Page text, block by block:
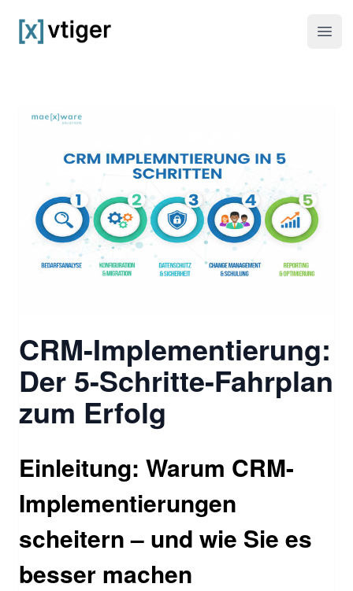
vtiger CRM
CRM-Implementierung:
Der 5-Schritte-Fahrplan
zum Erfolg
Einleitung: Warum CRM-
Implementierungen
scheitern – und wie Sie es
besser machen